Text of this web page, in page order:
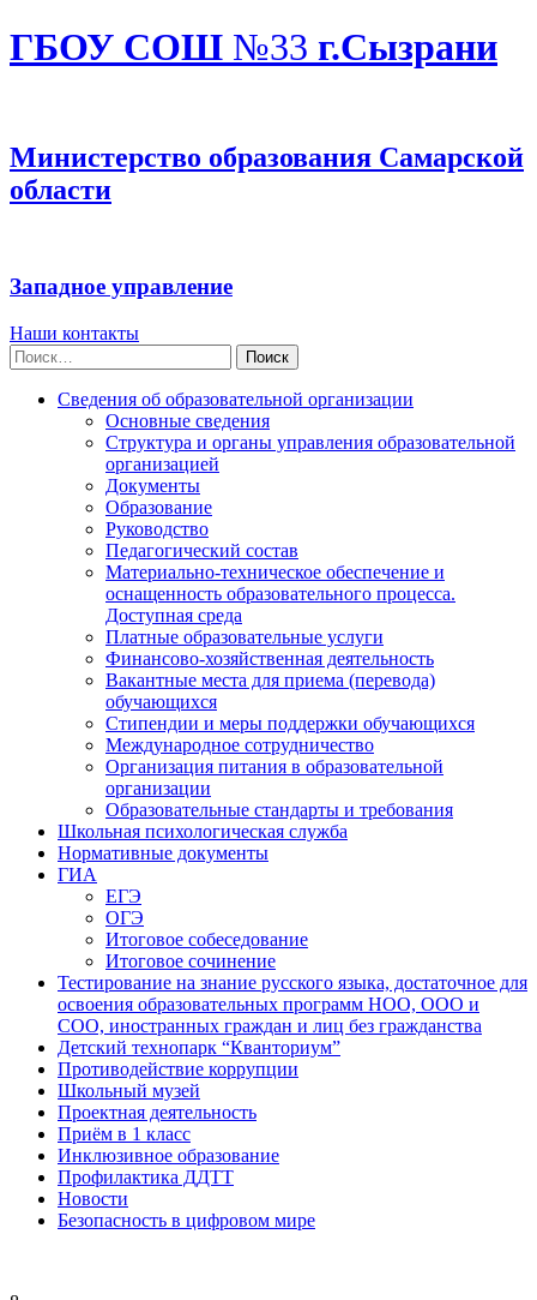
ГБОУ СОШ №33 г.Сызрани
Министерство образования Самарской
области
Западное управление
Наши контакты
Найти:
Сведения об образовательной организации
Основные сведения
Структура и органы управления образовательной
организацией
Документы
Образование
Руководство
Педагогический состав
Материально-техническое обеспечение и
оснащенность образовательного процесса.
Доступная среда
Платные образовательные услуги
Финансово-хозяйственная деятельность
Вакантные места для приема (перевода)
обучающихся
Стипендии и меры поддержки обучающихся
Международное сотрудничество
Организация питания в образовательной
организации
Образовательные стандарты и требования
Школьная психологическая служба
Нормативные документы
ГИА
ЕГЭ
ОГЭ
Итоговое собеседование
Итоговое сочинение
Тестирование на знание русского языка, достаточное для
освоения образовательных программ НОО, ООО и
СОО, иностранных граждан и лиц без гражданства
Детский технопарк “Кванториум”
Противодействие коррупции
Школьный музей
Проектная деятельность
Приём в 1 класс
Инклюзивное образование
Профилактика ДДТТ
Новости
Безопасность в цифровом мире